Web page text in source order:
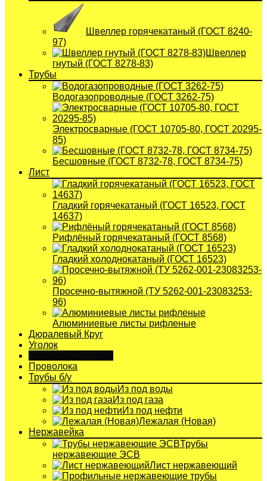
Швеллер горячекатаный (ГОСТ 8240-
97)
Швеллер
гнутый (ГОСТ 8278-83)
Трубы
Водогазопроводные (ГОСТ 3262-75)
Электросварные (ГОСТ 10705-80, ГОСТ 20295-
85)
Бесшовные (ГОСТ 8732-78, ГОСТ 8734-75)
Лист
Гладкий горячекатаный (ГОСТ 16523, ГОСТ
14637)
Рифлёный горячекатаный (ГОСТ 8568)
Гладкий холоднокатаный (ГОСТ 16523)
Просечно-вытяжной (ТУ 5262-001-23083253-
96)
Алюминиевые листы рифленые
Дюралевый Круг
Уголок
Проволока
Трубы б/у
Из под воды
Из под газа
Из под нефти
Лежалая (Новая)
Нержавейка
Трубы
нержавеющие ЭСВ
Лист нержавеющий